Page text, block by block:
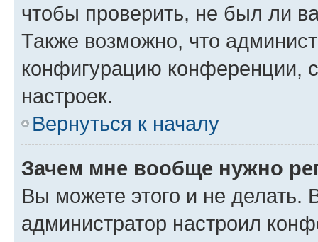
чтобы проверить, не был ли
Также возможно, что
конфигурацию конференции,
настроек.
Вернуться к началу
Зачем мне вообще нужно
Вы можете этого и не делать.
администратор настроил